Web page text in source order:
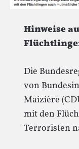
Hinweise
Die
von
Maizière
mit den
Terroristen